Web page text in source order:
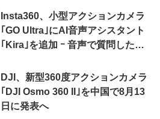
Insta360、小型アクションカメラ
｢GO Ultra｣にAI音声アシスタント
｢Kira｣を追加 ｰ 音声で質問した
可能に
DJI、新型360度アクションカメラ
｢DJI Osmo 360 II｣を中国で8月13
日に発表へ